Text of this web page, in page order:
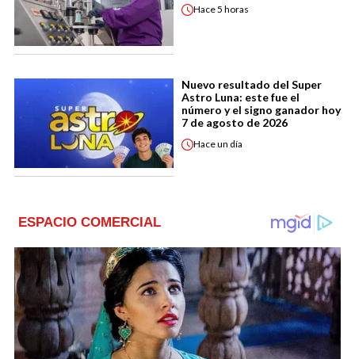
Hace5 horas
Nuevo resultado del Super
Astro Luna: este fue el
número y el signo ganador hoy
7 de agosto de 2026
Haceun día